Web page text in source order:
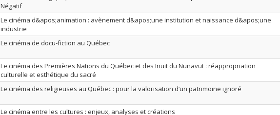
Négatif
Le cinéma d&apos;animation : avènement d&apos;une institution et naissance d&apos;une
industrie
Le cinéma de docu-fiction au Québec
Le cinéma des Premières Nations du Québec et des Inuit du Nunavut : réappropriation
culturelle et esthétique du sacré
Le cinéma des religieuses au Québec : pour la valorisation d’un patrimoine ignoré
Le cinéma entre les cultures : enjeux, analyses et créations